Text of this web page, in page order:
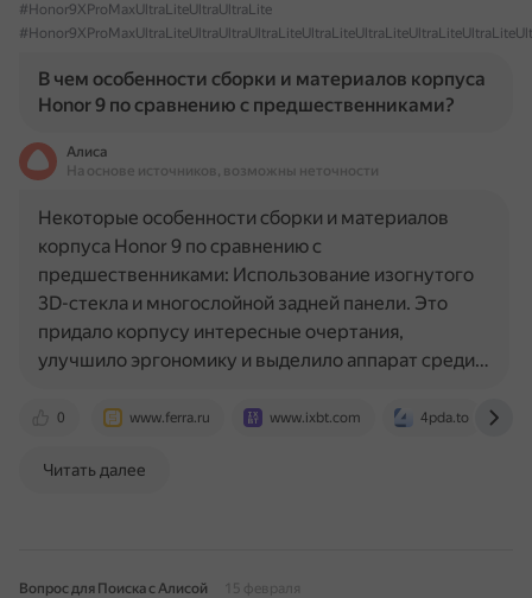
#Honor9XProMaxUltraLiteUltraUltraLite
В чем особенности сборки и материалов корпуса
Honor 9 по сравнению с предшественниками?
Алиса
На основе источников, возможны неточности
0 www.ferra.ru www.ixbt.com 4pda.to
Некоторые особенности сборки и материалов
корпуса Honor 9 по сравнению с
предшественниками: Использование изогнутого
3D-стекла и многослойной задней панели. Это
придало корпусу интересные очертания,
улучшило эргономику и выделило аппарат среди…
Читать далее
Вопрос для Поиска с Алисой
15 февраля